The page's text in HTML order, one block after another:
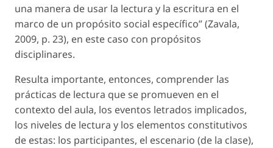
una manera de usar la lectura y la escritura en el
marco de un propósito social específico” (Zavala,
2009, p. 23), en este caso con propósitos
disciplinares.
Resulta importante, entonces, comprender las
prácticas de lectura que se promueven en el
contexto del aula, los eventos letrados implicados,
los niveles de lectura y los elementos constitutivos
de estas: los participantes, el escenario (de la clase),